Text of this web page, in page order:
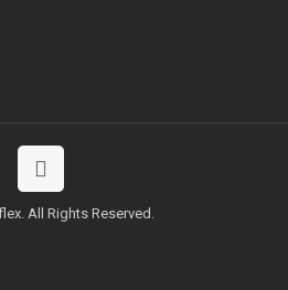
All Rights Reserved.